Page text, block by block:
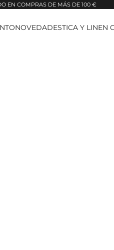
EN COMPRAS DE MÁS DE 100 €
NOVEDADESTICA Y LINEN